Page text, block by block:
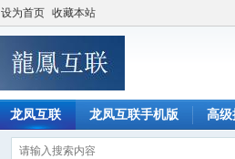
设为首页 收藏本站
龙凤互联 龙凤互联手机版 高级